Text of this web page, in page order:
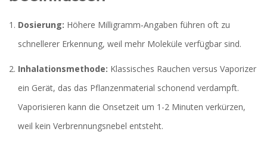
Dosierung: Höhere Milligramm‑Angaben führen oft zu
schnellerer Erkennung, weil mehr Moleküle verfügbar sind.
Inhalationsmethode: Klassisches Rauchen versus Vaporizer
ein Gerät, das das Pflanzenmaterial schonend verdampft.
Vaporisieren kann die Onsetzeit um 1-2 Minuten verkürzen,
weil kein Verbrennungsnebel entsteht.